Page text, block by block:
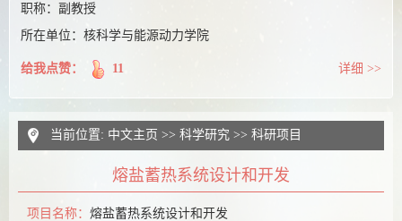
职称：副教授
所在单位：核科学与能源动力学院
给我点赞： 11 详细 >>
当前位置: 中文主页 >> 科学研究 >> 科研项目
熔盐蓄热系统设计和开发
项目名称： 熔盐蓄热系统设计和开发